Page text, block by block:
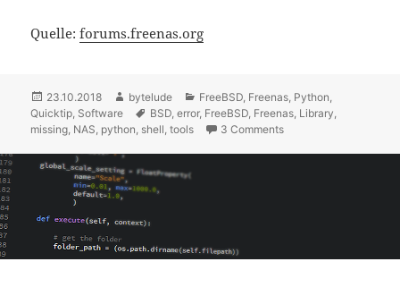
Quelle:forums.freenas.org
Posted
on
23.10.2018 Author
bytelude Categories
FreeBSD, Freenas, Python,
Quicktip, Software Tags
BSD,error, FreeBSD, Freenas, Library,
missing, NAS, python, shell,tools 3 Comments